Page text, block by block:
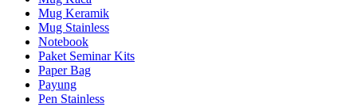
Mug Keramik
Mug Stainless
Notebook
Paket Seminar Kits
Paper Bag
Payung
Pen Stainless